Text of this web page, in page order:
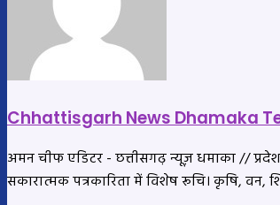
Chhattisgarh News Dhamaka
अमन चीफ एडिटर - छत्तीसगढ़ न्यूज़ धमाका //
सकारात्मक पत्रकारिता में विशेष रूचि। कृषि, वन,